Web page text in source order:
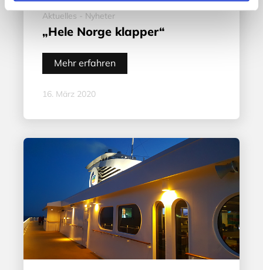
Aktuelles - Nyheter
„Hele Norge klapper“
Mehr erfahren
16. März 2020